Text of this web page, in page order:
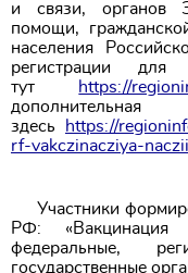
и связи, органов
помощи,
населения
регистрации для
тут
https://
здесь
https://
rf-vakczinacziya-
Участники
РФ: «Вакцинация
федеральные,
государственные